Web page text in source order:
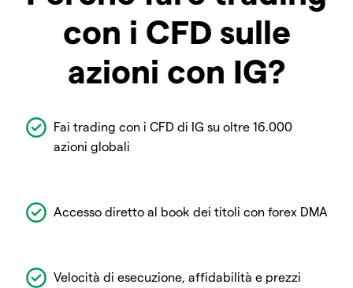
con i CFD sulle
azioni con IG?
Fai trading con i CFD di IG su oltre 16.000
azioni globali
Accesso diretto al book dei titoli con forex DMA
Velocità di esecuzione, affidabilità e prezzi